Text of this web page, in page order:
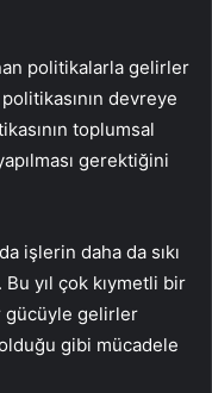
politikalarla gelirler
devreye
toplumsal
gerektiğini
işlerin daha da sıkı
yıl çok kıymetli bir
gücüyle gelirler
ğu gibi mücadele